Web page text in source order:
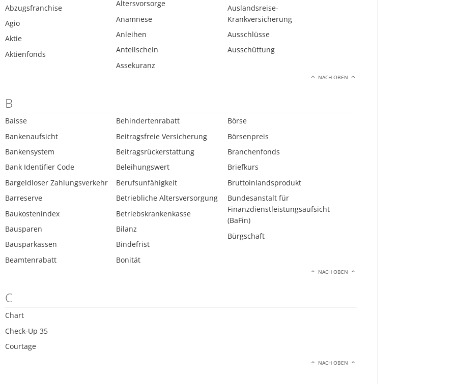
Abzugsfranchise
Agio
Aktie
Aktienfonds
Altersvorsorge
Anamnese
Anleihen
Anteilschein
Assekuranz
Auslandsreise-
Krankversicherung
Ausschlüsse
Ausschüttung
NACH OBEN
B
Baisse
Bankenaufsicht
Bankensystem
Bank Identifier Code
Bargeldloser Zahlungsverkehr
Barreserve
Baukostenindex
Bausparen
Bausparkassen
Beamtenrabatt
Behindertenrabatt
Beitragsfreie Versicherung
Beitragsrückerstattung
Beleihungswert
Berufsunfähigkeit
Betriebliche Altersversorgung
Betriebskrankenkasse
Bilanz
Bindefrist
Bonität
Börse
Börsenpreis
Branchenfonds
Briefkurs
Bruttoinlandsprodukt
Bundesanstalt für
Finanzdienstleistungsaufsicht
(BaFin)
Bürgschaft
NACH OBEN
C
Chart
Check-Up 35
Courtage
NACH OBEN